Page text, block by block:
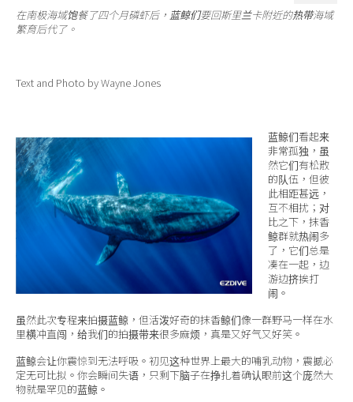
在南极海域饱餐了四个月磷虾后，蓝鲸们要回斯里兰卡附近的热带海域
繁育后代了。
Text and Photo by Wayne Jones
蓝鲸们看起来
非常孤独，虽
然它们有松散
的队伍，但彼
此相距甚远，
互不相扰；对
比之下，抹香
鲸群就热闹多
了，它们总是
凑在一起，边
游边挤挨打
闹。
虽然此次专程来拍摄蓝鲸，但活泼好奇的抹香鲸们像一群野马一样在水
里横冲直闯，给我们的拍摄带来很多麻烦，真是又好气又好笑。
蓝鲸会让你震惊到无法呼吸。初见这种世界上最大的哺乳动物，震撼必
定无可比拟。你会瞬间失语，只剩下脑子在挣扎着确认眼前这个庞然大
物就是罕见的蓝鲸。